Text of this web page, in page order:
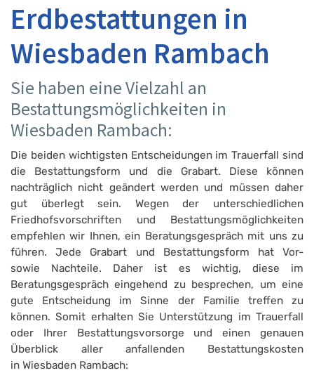
Erdbestattungen in
Wiesbaden Rambach
Sie haben eine Vielzahl an
Bestattungsmöglichkeiten in
Wiesbaden Rambach:
Die beiden wichtigsten Entscheidungen im Trauerfall sind
die Bestattungsform und die Grabart. Diese können
nachträglich nicht geändert werden und müssen daher
gut überlegt sein. Wegen der unterschiedlichen
Friedhofsvorschriften und Bestattungsmöglichkeiten
empfehlen wir Ihnen, ein Beratungsgespräch mit uns zu
führen. Jede Grabart und Bestattungsform hat Vor-
sowie Nachteile. Daher ist es wichtig, diese im
Beratungsgespräch eingehend zu besprechen, um eine
gute Entscheidung im Sinne der Familie treffen zu
können. Somit erhalten Sie Unterstützung im Trauerfall
oder Ihrer Bestattungsvorsorge und einen genauen
Überblick aller anfallenden Bestattungskosten
in Wiesbaden Rambach: